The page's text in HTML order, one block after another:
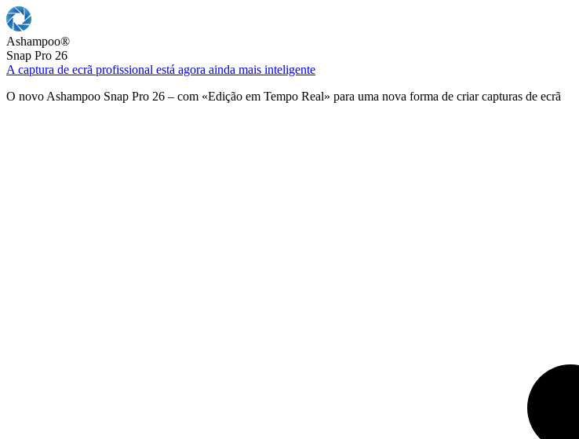
Ashampoo®
Snap Pro 26
A captura de ecrã profissional está agora ainda mais inteligente
O novo Ashampoo Snap Pro 26 – com «Edição em Tempo Real» para uma nova forma de criar capturas de ecrã